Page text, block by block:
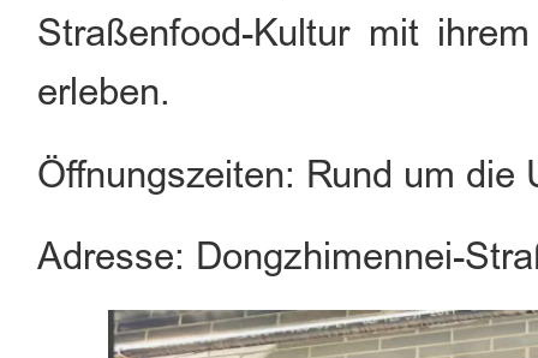
Straßenfood-Kultur mit
erleben.
Öffnungszeiten: Rund um die
Adresse: Dongzhimennei-